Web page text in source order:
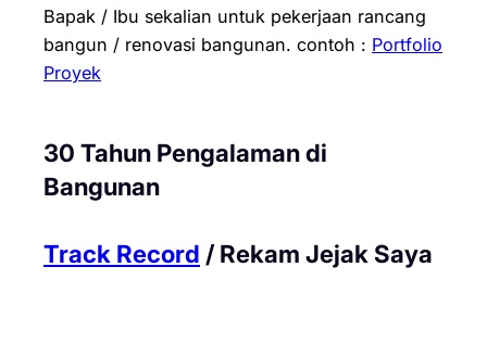
Bapak / Ibu sekalian untuk pekerjaan rancang
bangun / renovasi bangunan. contoh : Portfolio
Proyek
30 Tahun Pengalaman di
Bangunan
Track Record / Rekam Jejak Saya